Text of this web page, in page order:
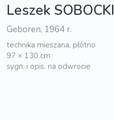
Leszek SOBOCKI
Geboren, 1964 r.
technika mieszana, płótno
97 × 130 cm
sygn. i opis. na odwrocie